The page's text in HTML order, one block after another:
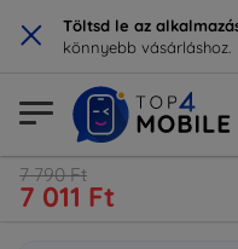
× Töltsd le az
könnyebb vásárláshoz.
7 790 Ft
7 011 Ft